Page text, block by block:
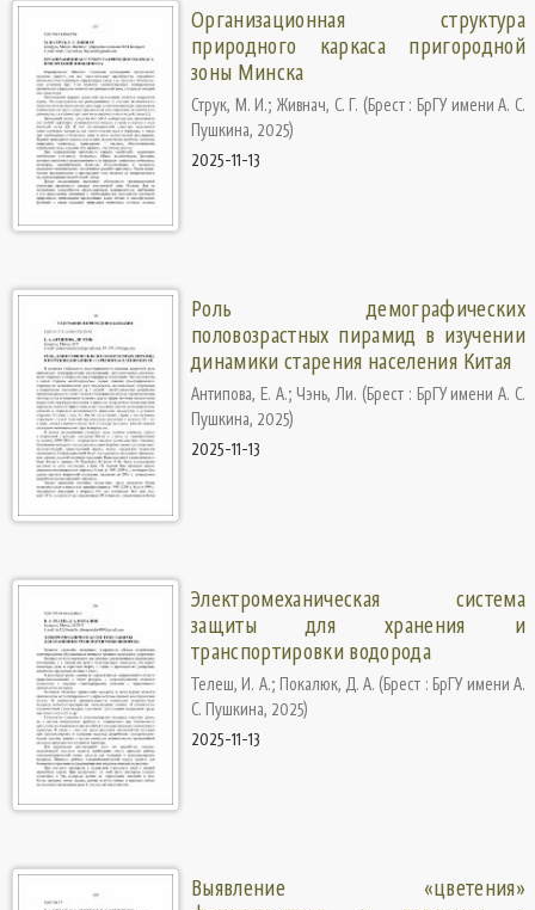
Организационная структура
природного каркаса пригородной
зоны Минска
Струк, М. И.; Живнач, С. Г. (Брест : БрГУ имени А. С.
Пушкина, 2025)
2025-11-13
Роль демографических
половозрастных пирамид в изучении
динамики старения населения Китая
Антипова, Е. А.; Чэнь, Ли. (Брест : БрГУ имени А. С.
Пушкина, 2025)
2025-11-13
Электромеханическая система
защиты для хранения и
транспортировки водорода
Телеш, И. А.; Покалюк, Д. А. (Брест : БрГУ имени А.
С. Пушкина, 2025)
2025-11-13
Выявление «цветения»